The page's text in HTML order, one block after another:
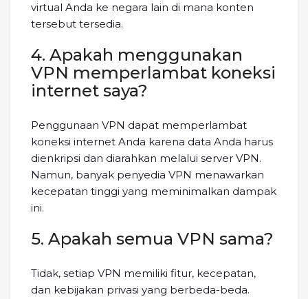
virtual Anda ke negara lain di mana konten
tersebut tersedia.
4. Apakah menggunakan
VPN memperlambat koneksi
internet saya?
Penggunaan VPN dapat memperlambat
koneksi internet Anda karena data Anda harus
dienkripsi dan diarahkan melalui server VPN.
Namun, banyak penyedia VPN menawarkan
kecepatan tinggi yang meminimalkan dampak
ini.
5. Apakah semua VPN sama?
Tidak, setiap VPN memiliki fitur, kecepatan,
dan kebijakan privasi yang berbeda-beda.